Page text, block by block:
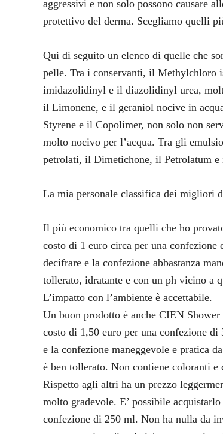
aggressivi e non solo possono causare
protettivo del derma. Scegliamo quelli
Qui di seguito un elenco di quelle che
pelle. Tra i conservanti, il
imidazolidinyl e il diazolidinyl urea,
il Limonene, e il geraniol nocive in
Styrene e il Copolimer, non solo non
molto nocivo per l’acqua. Tra gli
petrolati, il Dimetichone, il Petrolatum
La mia personale classifica dei migliori
Il più economico tra quelli che ho
costo di 1 euro circa per una
decifrare e la confezione abbastanza
tollerato, idratante e con un ph vicino a
L’impatto con l’ambiente è accettabile.
Un buon prodotto è anche CIEN
costo di 1,50 euro per una confezione
e la confezione maneggevole e pratica
è ben tollerato. Non contiene coloranti e
Rispetto agli altri ha un prezzo
molto gradevole. E’ possibile
confezione di 250 ml. Non ha nulla da